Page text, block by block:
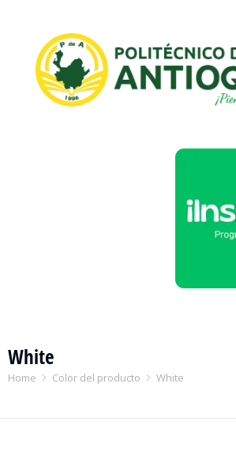
White
You are here:
Home Color del producto White